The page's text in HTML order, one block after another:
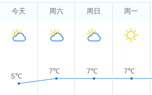
今天 周六 周日 周一
5℃
7℃ 7℃ 7℃